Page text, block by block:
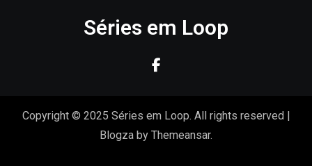
Séries em Loop
Copyright © 2025 Séries em Loop. All rights reserved |
Blogza by Themeansar.